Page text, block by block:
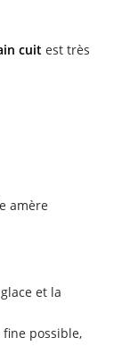
cuit est très
amère
et la
possible,